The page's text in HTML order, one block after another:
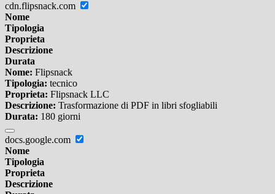
cdn.flipsnack.com
Nome
Tipologia
Proprieta
Descrizione
Durata
Nome: Flipsnack
Tipologia: tecnico
Proprieta: Flipsnack LLC
Descrizione: Trasformazione di PDF in libri sfogliabili
Durata: 180 giorni
docs.google.com
Nome
Tipologia
Proprieta
Descrizione